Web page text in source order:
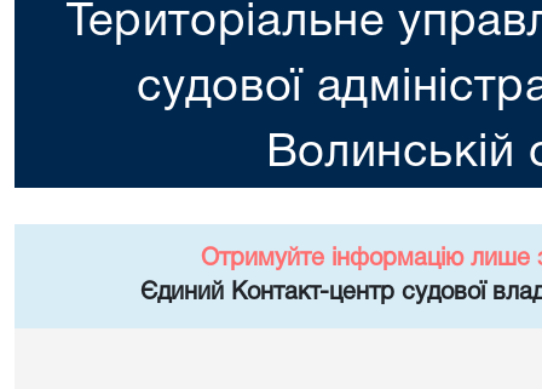
Територіальне
судової
Волинській
Отримуйте інформацію лише
Єдиний Контакт-центр судової